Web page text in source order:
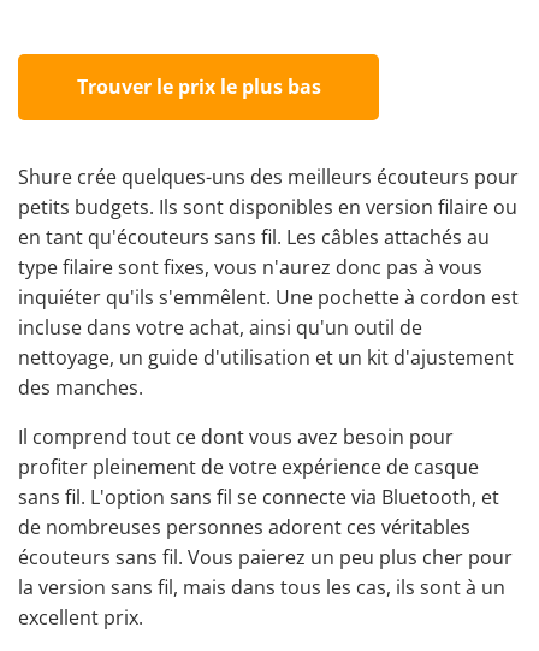
Trouver le prix le plus bas
Shure crée quelques-uns des meilleurs écouteurs pour
petits budgets. Ils sont disponibles en version filaire ou
en tant qu'écouteurs sans fil. Les câbles attachés au
type filaire sont fixes, vous n'aurez donc pas à vous
inquiéter qu'ils s'emmêlent. Une pochette à cordon est
incluse dans votre achat, ainsi qu'un outil de
nettoyage, un guide d'utilisation et un kit d'ajustement
des manches.
Il comprend tout ce dont vous avez besoin pour
profiter pleinement de votre expérience de casque
sans fil. L'option sans fil se connecte via Bluetooth, et
de nombreuses personnes adorent ces véritables
écouteurs sans fil. Vous paierez un peu plus cher pour
la version sans fil, mais dans tous les cas, ils sont à un
excellent prix.